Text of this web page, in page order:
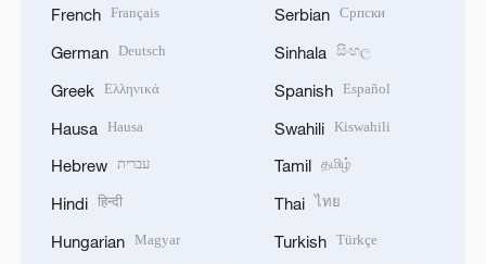
French Français
German Deutsch
Greek Ελληνικά
Hausa Hausa
Hebrew עברית
Hindi हिन्दी
Hungarian Magyar
Serbian Српски
Sinhala සිංහල
Spanish Español
Swahili Kiswahili
Tamil தமிழ்
Thai ไทย
Turkish Türkçe